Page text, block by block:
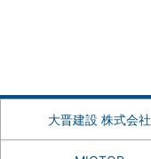
大晋建設 株式会社